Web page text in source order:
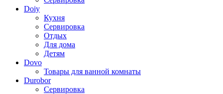
Doiy
Кухня
Сервировка
Отдых
Для дома
Детям
Dovo
Товары для ванной комнаты
Durobor
Сервировка